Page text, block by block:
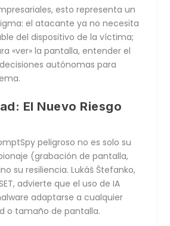
esto representa un
el atacante ya no necesita
del dispositivo de la víctima;
«ver» la pantalla, entender el
autónomas para
El Nuevo Riesgo
peligroso no es solo su
(grabación de pantalla,
su resiliencia. Lukáš Štefanko,
advierte que el uso de IA
adaptarse a cualquier
o tamaño de pantalla.